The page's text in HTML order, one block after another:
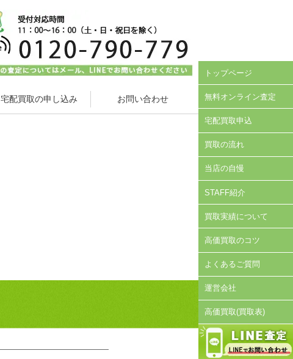
宅配買取の申し込み お問い合わせ
トップページ
無料オンライン査定
宅配買取申込
買取の流れ
当店の自慢
STAFF紹介
買取実績について
高価買取のコツ
よくあるご質問
運営会社
高価買取(買取表)